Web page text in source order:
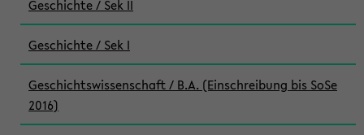
Geschichte / Sek II
Geschichte / Sek I
Geschichtswissenschaft / B.A. (Einschreibung bis SoSe
2016)